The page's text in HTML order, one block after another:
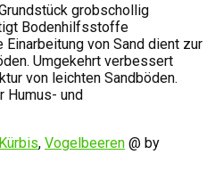
grobschollig
Bodenhilfsstoffe
von Sand dient zur
Umgekehrt verbessert
von leichten Sandböden.
Humus- und
, Vogelbeeren @ by